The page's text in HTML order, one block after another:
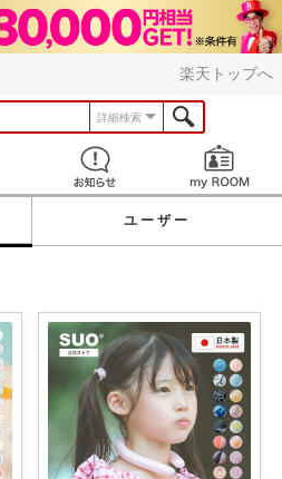
楽天トップへ
詳細検索
見つける お知らせ
ユーザー